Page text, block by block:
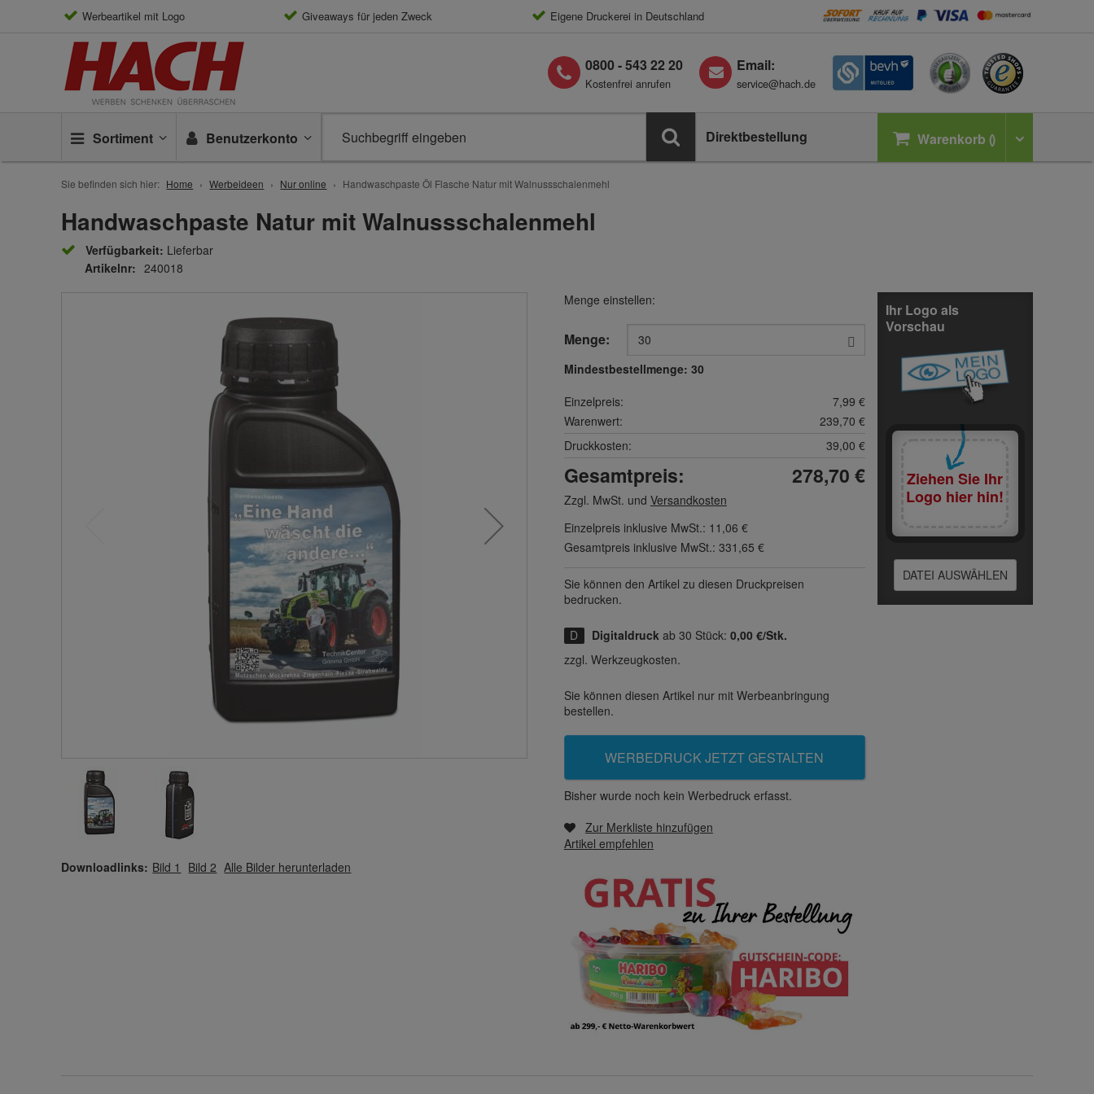
Werbeartikel mit Logo Giveaways für jeden Zweck Eigene Druckerei in Deutschland
0800 - 543 22 20
Kostenfrei anrufen
Email:
service@hach.de
Sortiment Warenkorb
Benutzerkonto Direktbestellung
Sie befinden sich hier: Home Werbeideen Nur online Handwaschpaste Öl Flasche Natur mit Walnussschalenmehl
Handwaschpaste Natur mit Walnussschalenmehl
Verfügbarkeit: Lieferbar
Artikelnr: 240018
Downloadlinks: Bild 1 Bild 2 Alle Bilder herunterladen
Menge einstellen:
Menge:
Mindestbestellmenge: 30
Einzelpreis:
7,99 €
Warenwert:
239,70 €
Druckkosten:
39,00 €
Gesamtpreis: 278,70 €
Zzgl. MwSt. und Versandkosten
Einzelpreis inklusive MwSt.: 11,06 €
Gesamtpreis inklusive MwSt.: 331,65 €
Sie können den Artikel zu diesen Druck­preisen
bedrucken.
Digitaldruck ab 30 Stück: 0,00 €/Stk.
zzgl. Werkzeugkosten.
Sie können diesen Artikel nur mit Werbeanbringung
bestellen.
WERBEDRUCK JETZT GESTALTEN
Bisher wurde noch kein Werbedruck erfasst.
Zur Merkliste hinzufügen
Artikel empfehlen
Ihr Logo als
Vorschau
Ziehen Sie Ihr
Logo hier hin!
DATEI AUSWÄHLEN